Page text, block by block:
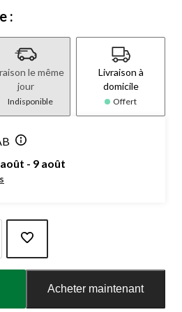
:
le même
jour
Indisponible
Livraison à
domicile
Offert
- 9 août
Acheter maintenant